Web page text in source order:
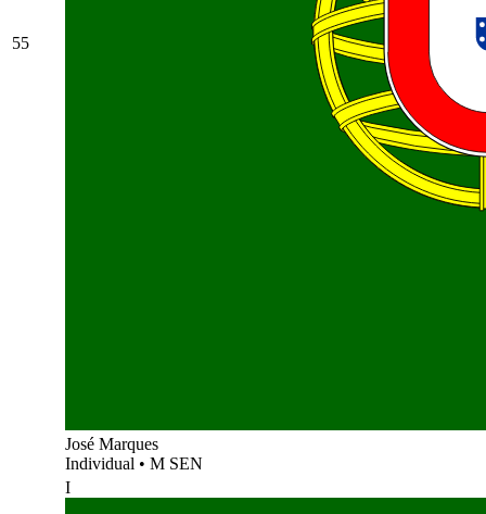
55
José Marques
Individual • M SEN
I